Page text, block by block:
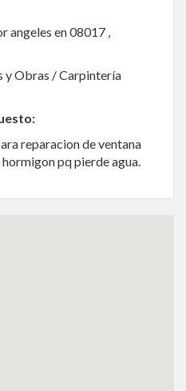
angeles en 08017 ,
y Obras / Carpintería
reparacion de ventana
pq pierde agua.